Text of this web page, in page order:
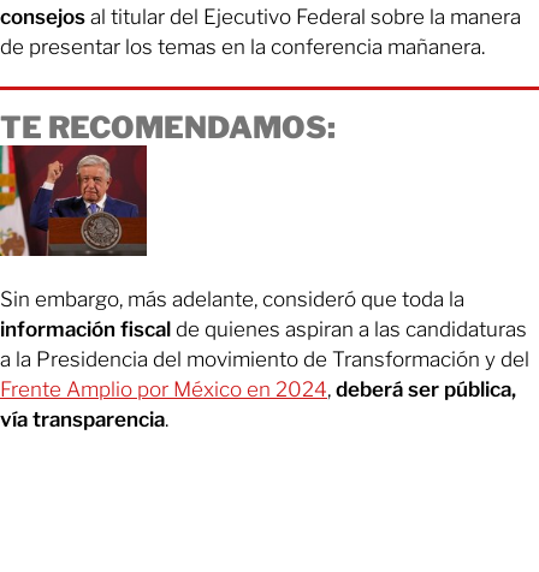
consejos al titular del Ejecutivo Federal sobre la manera
de presentar los temas en la conferencia mañanera.
TE RECOMENDAMOS:
Sin embargo, más adelante, consideró que toda la
información fiscal de quienes aspiran a las candidaturas
a la Presidencia del movimiento de Transformación y del
Frente Amplio por México en 2024, deberá ser pública,
vía transparencia.